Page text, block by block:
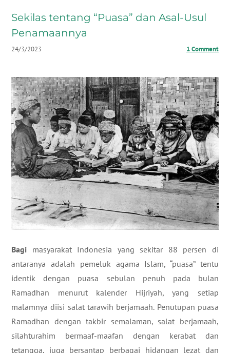
Sekilas tentang “Puasa” dan Asal-Usul
Penamaannya
24/3/2023 1 Comment
Bagi masyarakat Indonesia yang sekitar 88 persen di
antaranya adalah pemeluk agama Islam, “puasa” tentu
identik dengan puasa sebulan penuh pada bulan
Ramadhan menurut kalender Hijriyah, yang setiap
malamnya diisi salat tarawih berjamaah. Penutupan puasa
Ramadhan dengan takbir semalaman, salat berjamaah,
silahturahim bermaaf-maafan dengan kerabat dan
tetangga, juga bersantap berbagai hidangan lezat dan